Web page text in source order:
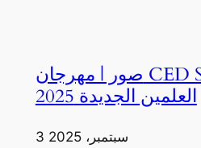
صور | مهرجان CED Sportival في
العلمين الجديدة 2025
3 سبتمبر، 2025